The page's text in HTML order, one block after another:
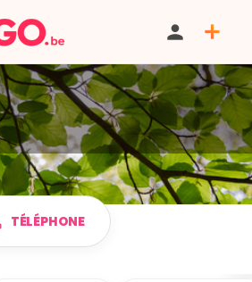
TÉLÉPHONE